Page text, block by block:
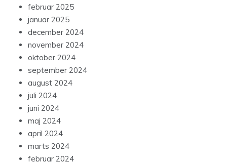
februar 2025
januar 2025
december 2024
november 2024
oktober 2024
september 2024
august 2024
juli 2024
juni 2024
maj 2024
april 2024
marts 2024
februar 2024